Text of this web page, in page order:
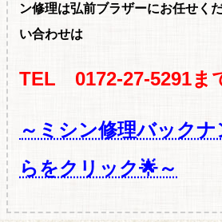
ン修理は弘前ブラザーにお任せくだ
い合わせは
TEL 0172-27-5291ま
～ミシン修理バック
らをクリック🌟～